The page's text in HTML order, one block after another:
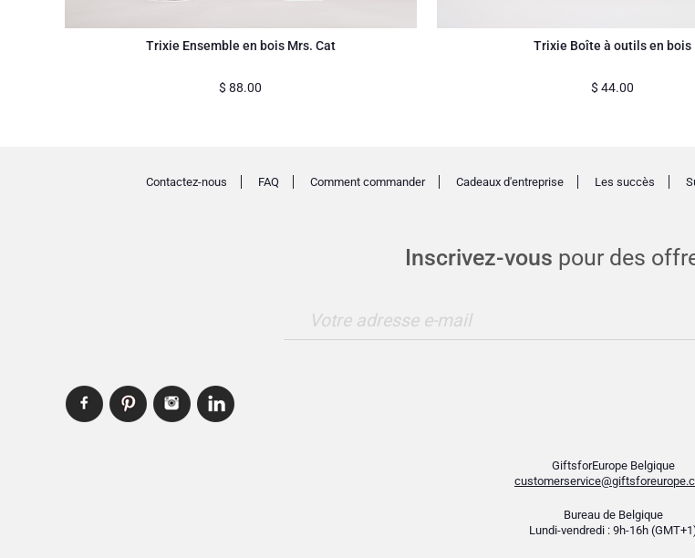
Trixie Ensemble en bois Mrs. Cat
$ 88.00
Trixie Boîte à outils en bois
$ 44.00
Inscrivez-vous pour des
Votre adresse e-mail
Contactez-nous FAQ Comment commander Cadeaux d'entreprise Les succès
GiftsforEurope Belgique
Bureau de Belgique
Lundi-vendredi : 9h-16h